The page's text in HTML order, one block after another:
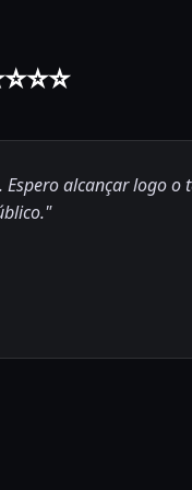
Espero alcançar logo o